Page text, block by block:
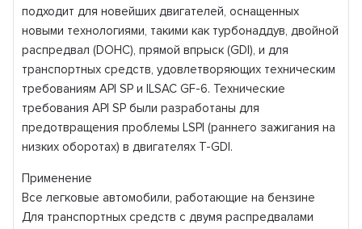
подходит для новейших двигателей, оснащенных
новыми технологиями, такими как турбонаддув, двойной
распредвал (DOHC), прямой впрыск (GDI), и для
транспортных средств, удовлетворяющих техническим
требованиям API SP и ILSAC GF-6. Технические
требования API SP были разработаны для
предотвращения проблемы LSPI (раннего зажигания на
низких оборотах) в двигателях T-GDI.
Применение
Все легковые автомобили, работающие на бензине
Для транспортных средств с двумя распредвалами